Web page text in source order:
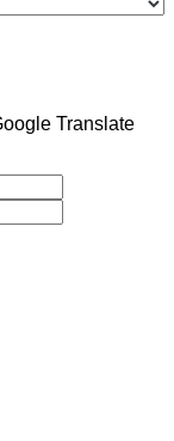
Translate